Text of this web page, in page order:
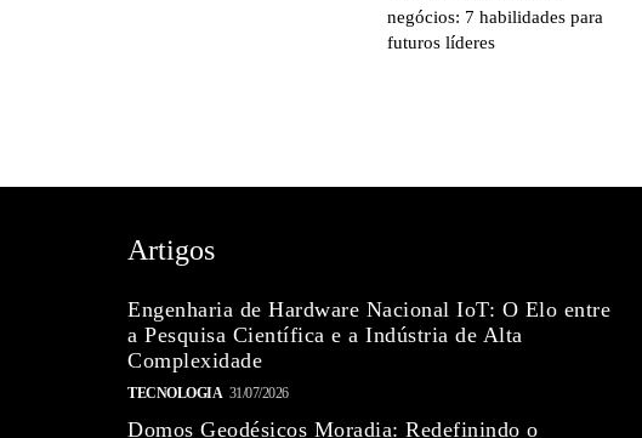
negócios: 7 habilidades para
futuros líderes
Artigos
Engenharia de Hardware Nacional IoT: O Elo entre
a Pesquisa Científica e a Indústria de Alta
Complexidade
TECNOLOGIA 31/07/2026
Domos Geodésicos Moradia: Redefinindo o